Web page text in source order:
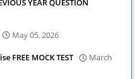
YEAR QUESTION
May 05, 2026
FREE MOCK TEST
March